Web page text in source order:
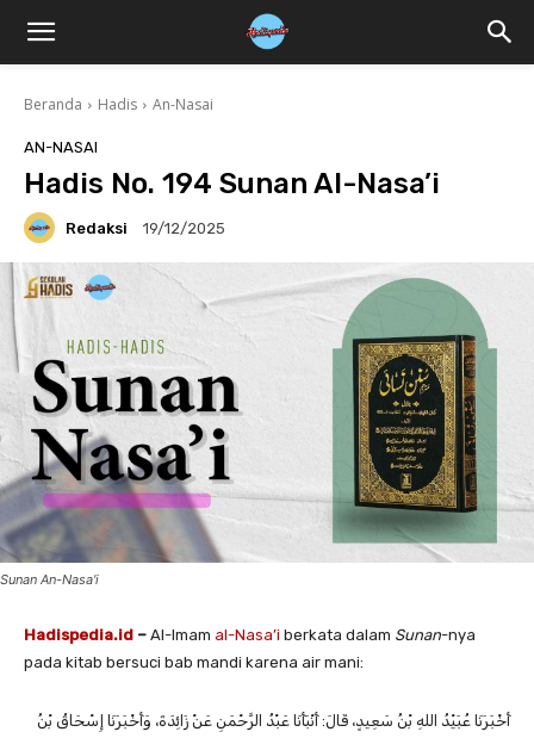
Beranda Hadis An-Nasai
AN-NASAI
Hadis No. 194 Sunan Al-Nasa’i
Redaksi 19/12/2025
Sunan An-Nasa'i
Hadispedia.id – Al-Imam al-Nasa’i berkata dalam Sunan-nya
pada kitab bersuci bab mandi karena air mani:
أَخْبَرَنَا ‌عُبَيْدُ اللهِ بْنُ سَعِيدٍ، قَالَ: أَنْبَأَنَا ‌عَبْدُ الرَّحْمَنِ عَنْ ‌زَائِدَةَ، وَأَخْبَرَنَا ‌إِسْحَاقُ بْنُ